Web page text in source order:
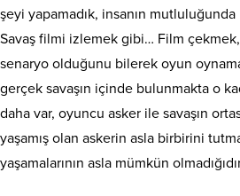
şeyi yapamadık, insanın mutluluğunda
Savaş filmi izlemek gibi… Film
senaryo olduğunu bilerek oyun
gerçek savaşın içinde bulunmakta o
daha var, oyuncu asker ile savaşın
yaşamış olan askerin asla birbirini
yaşamalarının asla mümkün